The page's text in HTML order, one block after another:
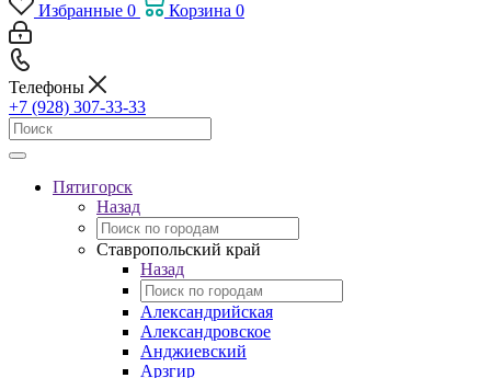
Избранные 0 Корзина 0
Телефоны
+7 (928) 307-33-33
Пятигорск
Назад
Ставропольский край
Назад
Александрийская
Александровское
Анджиевский
Арзгир